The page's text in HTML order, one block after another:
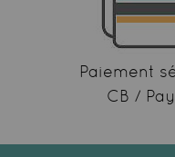
Paiement
CB /